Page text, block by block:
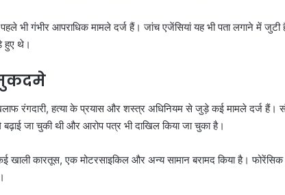
भी गंभीर आपराधिक मामले दर्ज हैं। जांच एजेंसियां यह भी पता लगाने में जुटी हैं
हुए थे।
रंगदारी, हत्या के प्रयास और शस्त्र अधिनियम से जुड़े कई मामले दर्ज हैं।
जा चुकी थी और आरोप पत्र भी दाखिल किया जा चुका है।
कारतूस, एक मोटरसाइकिल और अन्य सामान बरामद किया है। फोरेंसिक